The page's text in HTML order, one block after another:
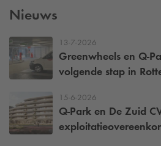
Nieuws
13-7-2026
Greenwheels en Q-
volgende stap in
15-6-2026
Q-Park en De Zuid